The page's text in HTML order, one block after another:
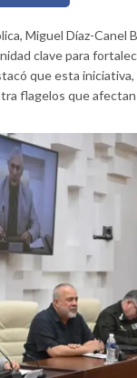
Miguel Díaz-
clave para
que esta
flagelos que afectan